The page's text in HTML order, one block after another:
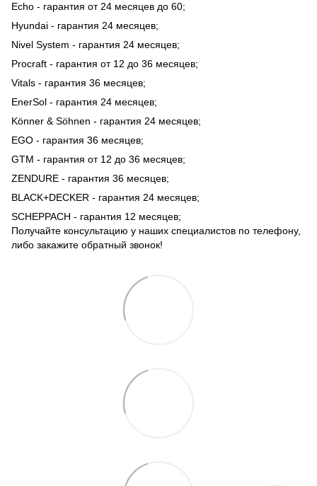
Echo - гарантия от 24 месяцев до 60;
Hyundai - гарантия 24 месяцев;
Nivel System - гарантия 24 месяцев;
Procraft - гарантия от 12 до 36 месяцев;
Vitals - гарантия 36 месяцев;
EnerSol - гарантия 24 месяцев;
Könner & Söhnen - гарантия 24 месяцев;
EGO - гарантия 36 месяцев;
GTM - гарантия от 12 до 36 месяцев;
ZENDURE - гарантия 36 месяцев;
BLACK+DECKER - гарантия 24 месяцев;
SCHEPPACH - гарантия 12 месяцев;
Получайте консультацию у наших специалистов по телефону,
либо закажите обратный звонок!